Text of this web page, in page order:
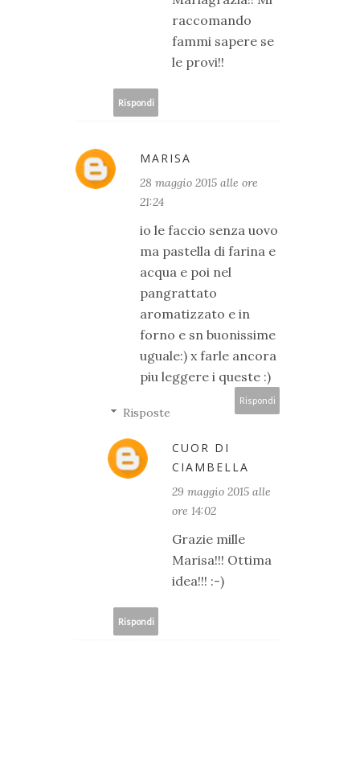
raccomando
fammi sapere se
le provi!!
Rispondi
MARISA
28 maggio 2015 alle ore
21:24
io le faccio senza uovo
ma pastella di farina e
acqua e poi nel
pangrattato
aromatizzato e in
forno e sn buonissime
uguale:) x farle ancora
piu leggere i queste :)
Rispondi
Risposte
CUOR DI
CIAMBELLA
29 maggio 2015 alle
ore 14:02
Grazie mille
Marisa!!! Ottima
idea!!! :-)
Rispondi